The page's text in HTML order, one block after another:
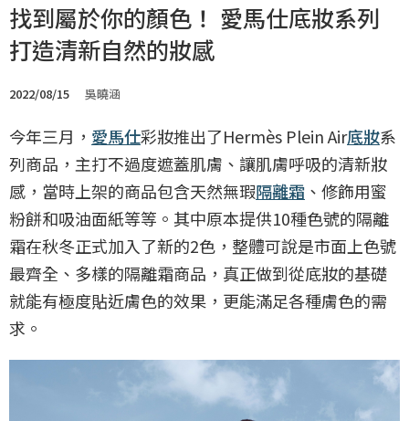
找到屬於你的顏色！ 愛馬仕底妝系列
打造清新自然的妝感
2022/08/15 吳曉涵
今年三月， 愛馬仕彩妝推出了Hermès Plein Air底妝系
列商品，主打不過度遮蓋肌膚、讓肌膚呼吸的清新妝
感，當時上架的商品包含天然無瑕隔離霜 、修飾用蜜
粉餅和吸油面紙等等。其中原本提供10種色號的隔離
霜在秋冬正式加入了新的2色，整體可說是市面上色號
最齊全、多樣的隔離霜商品，真正做到從底妝的基礎
就能有極度貼近膚色的效果，更能滿足各種膚色的需
求。